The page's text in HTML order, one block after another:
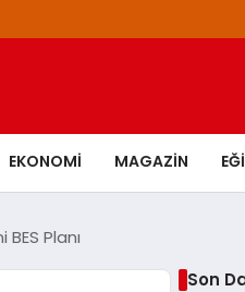
EKONOMI MAGAZIN
Planı
Son